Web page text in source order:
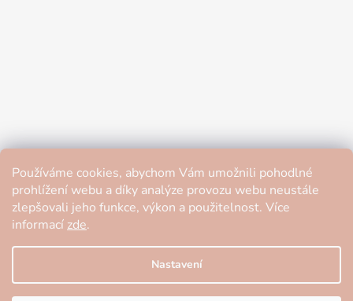
Používáme cookies, abychom Vám umožnili pohodlné
prohlížení webu a díky analýze provozu webu neustále
zlepšovali jeho funkce, výkon a použitelnost. Více
informací zde.
Nastavení